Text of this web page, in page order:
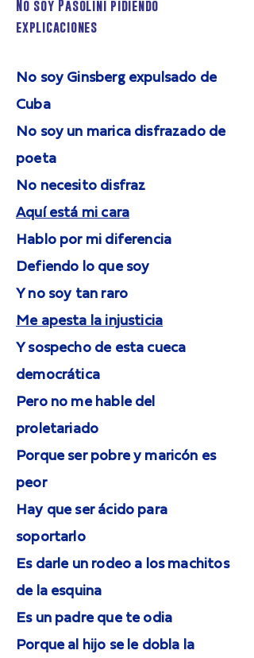
No soy Pasolini pidiendo
explicaciones
No soy Ginsberg expulsado de
Cuba
No soy un marica disfrazado de
poeta
No necesito disfraz
Aquí está mi cara
Hablo por mi diferencia
Defiendo lo que soy
Y no soy tan raro
Me apesta la injusticia
Y sospecho de esta cueca
democrática
Pero no me hable del
proletariado
Porque ser pobre y maricón es
peor
Hay que ser ácido para
soportarlo
Es darle un rodeo a los machitos
de la esquina
Es un padre que te odia
Porque al hijo se le dobla la